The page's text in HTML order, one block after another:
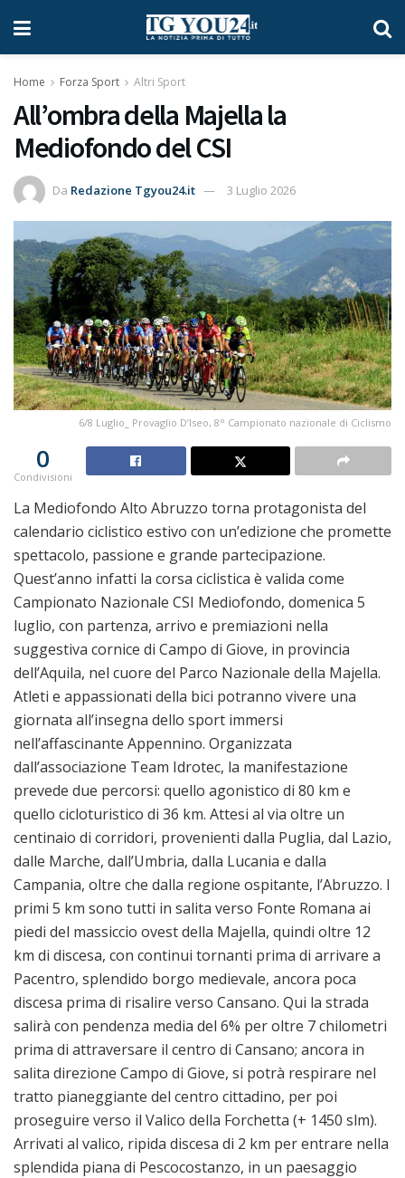
Home Forza Sport Altri Sport
All’ombra della Majella la
Mediofondo del CSI
Da Redazione Tgyou24.it 3 Luglio 2026
6/8 Luglio_ Provaglio D’Iseo, 8° Campionato nazionale di Ciclismo
0
Condivisioni
La Mediofondo Alto Abruzzo torna protagonista del
calendario ciclistico estivo con un’edizione che promette
spettacolo, passione e grande partecipazione.
Quest’anno infatti la corsa ciclistica è valida come
Campionato Nazionale CSI Mediofondo, domenica 5
luglio, con partenza, arrivo e premiazioni nella
suggestiva cornice di Campo di Giove, in provincia
dell’Aquila, nel cuore del Parco Nazionale della Majella.
Atleti e appassionati della bici potranno vivere una
giornata all’insegna dello sport immersi
nell’affascinante Appennino. Organizzata
dall’associazione Team Idrotec, la manifestazione
prevede due percorsi: quello agonistico di 80 km e
quello cicloturistico di 36 km. Attesi al via oltre un
centinaio di corridori, provenienti dalla Puglia, dal Lazio,
dalle Marche, dall’Umbria, dalla Lucania e dalla
Campania, oltre che dalla regione ospitante, l’Abruzzo. I
primi 5 km sono tutti in salita verso Fonte Romana ai
piedi del massiccio ovest della Majella, quindi oltre 12
km di discesa, con continui tornanti prima di arrivare a
Pacentro, splendido borgo medievale, ancora poca
discesa prima di risalire verso Cansano. Qui la strada
salirà con pendenza media del 6% per oltre 7 chilometri
prima di attraversare il centro di Cansano; ancora in
salita direzione Campo di Giove, si potrà respirare nel
tratto pianeggiante del centro cittadino, per poi
proseguire verso il Valico della Forchetta (+ 1450 slm).
Arrivati al valico, ripida discesa di 2 km per entrare nella
splendida piana di Pescocostanzo, in un paesaggio